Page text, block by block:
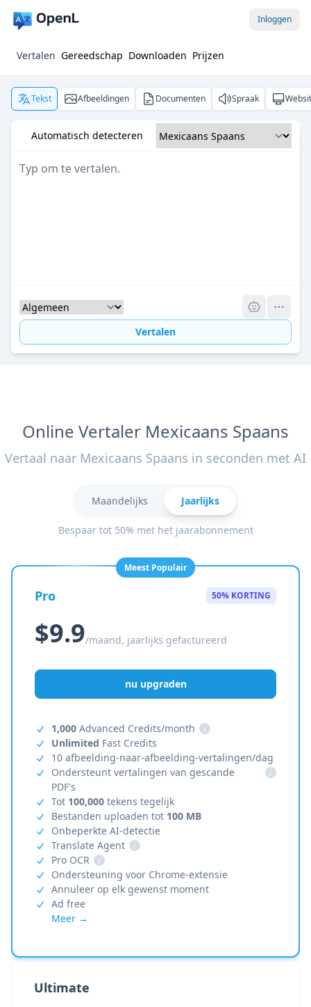
Inloggen
Vertalen Gereedschap Downloaden Prijzen
Tekst Afbeeldingen Documenten Spraak
Automatisch detecteren
Vertalen
Online Vertaler Mexicaans Spaans
Vertaal naar Mexicaans Spaans in seconden met AI
Maandelijks Jaarlijks
Bespaar tot 50% met het jaarabonnement
Meest Populair
Pro 50% KORTING
$9.9/maand, jaarlijks gefactureerd
nu upgraden
1,000 Advanced Credits/month
i
Unlimited Fast Credits
10 afbeelding-naar-afbeelding-vertalingen/dag
Ondersteunt vertalingen van gescande
PDF's
i
Tot 100,000 tekens tegelijk
Bestanden uploaden tot 100 MB
Onbeperkte AI-detectie
Translate Agent
i
Pro OCR
i
Ondersteuning voor Chrome-extensie
Annuleer op elk gewenst moment
Ad free
Meer →
Ultimate